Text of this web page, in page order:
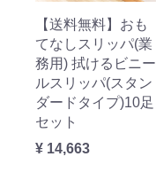
【送料無料】おも
てなしスリッパ(業
務用) 拭けるビニー
ルスリッパ(スタン
ダードタイプ)10足
セット
¥ 14,663